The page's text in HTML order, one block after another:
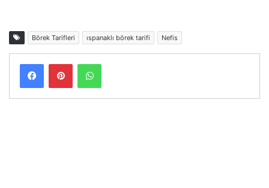
Börek Tarifleri ıspanaklı börek tarifi Nefis
FacebookPinterestWhatsApp